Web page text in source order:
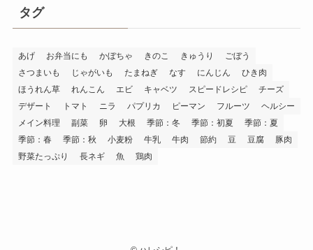
タグ
あげ お弁当にも かぼちゃ きのこ きゅうり
ごぼう
さつまいも
じゃがいも たまねぎ なす にんじん
ひき肉
ほうれん草
れんこん エビ キャベツ スピードレシピ
チーズ
デザート
トマト ニラ パプリカ ピーマン フルーツ
ヘルシー
メイン料理
副菜 卵 大根 季節：冬 季節：初夏
季節：夏
季節：春
季節：秋 小麦粉 牛乳 牛肉 節約 豆 豆腐
豚肉
野菜たっぷり
長ネギ 魚 鶏肉